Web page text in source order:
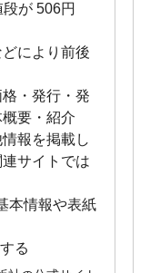
が 506円
により前後
・発行・発
要・紹介
報を掲載し
サイトでは
本情報や表紙
る